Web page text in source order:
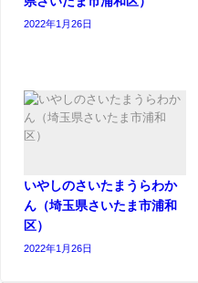
2022年1月26日
いやしのさいたまうらわか
ん（埼玉県さいたま市浦和
区）
2022年1月26日